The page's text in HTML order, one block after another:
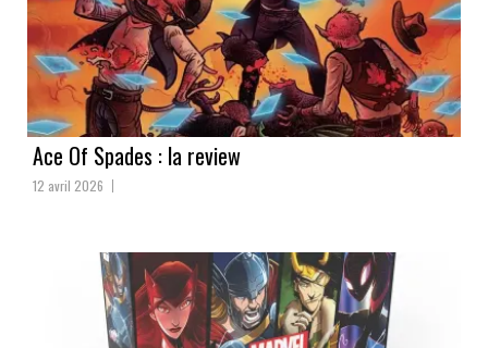
Ace Of Spades : la review
12 avril 2026